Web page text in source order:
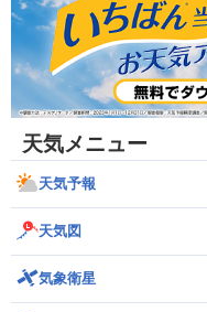
天気メニュー
天気予報
天気図
気象衛星